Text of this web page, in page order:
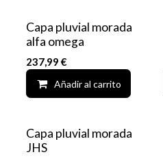
Capa pluvial morada
alfa omega
237,99 €
Añadir al carrito
Capa pluvial morada
JHS